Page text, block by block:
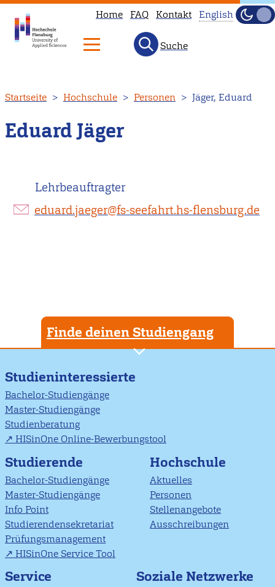
zum
Inhalt
Home FAQ Kontakt
not
our
English
English
Hell
Suche
Startseite Hochschule Personen Jäger, Eduard
Eduard Jäger
Lehrbeauftragter
eduard.jaeger@fs-seefahrt.hs-flensburg.de
Finde deinen Studiengang
Studieninteressierte
Bachelor-Studiengänge
Master-Studiengänge
Studienberatung
HISinOne Online-Bewerbungstool
Studierende
Bachelor-Studiengänge
Master-Studiengänge
Info Point
Studierendensekretariat
Prüfungsmanagement
HISinOne Service Tool
Hochschule
Aktuelles
Personen
Stellenangebote
Ausschreibungen
Service Soziale Netzwerke